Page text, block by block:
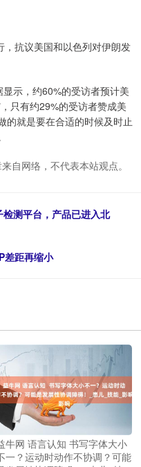
抗议美国和以色列对伊朗发
示，约60%的受访者预计美
只有约29%的受访者赞成美
的就是要在合适的时候及时止
自网络，不代表本站观点。
测平台，产品已进入北
差距再缩小
牛网 语言认知 书写字体大小
一？运动时动作不协调？可能